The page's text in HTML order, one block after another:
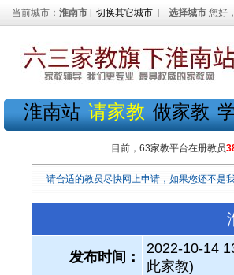
当前城市： 淮南市 [ 切换其它城市 ] 选择城市 您好
淮南站 请家教 做家教
目前，63家教平台在册教员
请合适的教员尽快网上申请，如果您还不是
发布时间：
2022-10-14
此家教)